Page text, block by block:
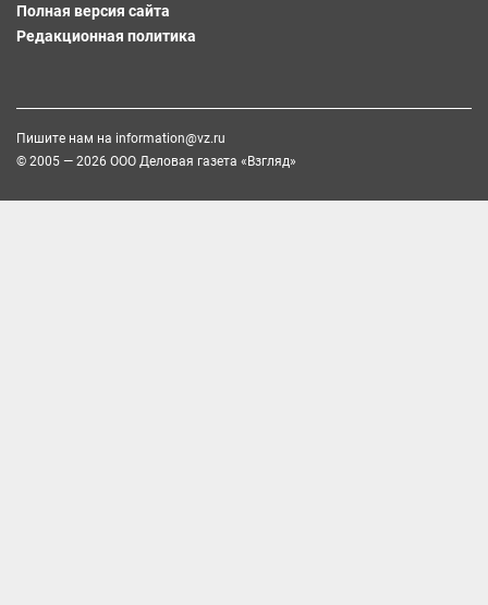
Полная версия сайта
Редакционная политика
Пишите нам на information@vz.ru
© 2005 — 2026 ООО Деловая газета «Взгляд»